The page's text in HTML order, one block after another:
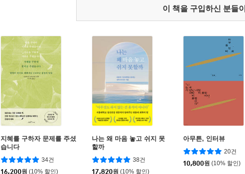
이 책을 구입하신 분들이
지혜를 구하자 문제를 주셨
습니다
34건
16,200원 (10% 할인)
나는 왜 마음 놓고 쉬지 못
할까
38건
17,820원 (10% 할인)
아무튼, 인터뷰
20건
10,800원 (10% 할인)